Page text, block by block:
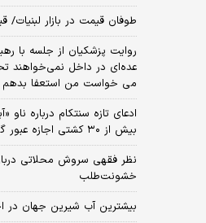
طوفان قیمت در بازار
روایت پزشکیان از جلسه با
عده‌ای در داخل نمی‌خواهند
می خواست من استعفا بدهم
ادعای تازه سنتکام درباره ناو
بیش از ۳۰ کشتی اجازه عبور گرفتند
نظر فقهی سروش محلاتی
خشونت‌طلب
بیشترین آب شیرین جهان در